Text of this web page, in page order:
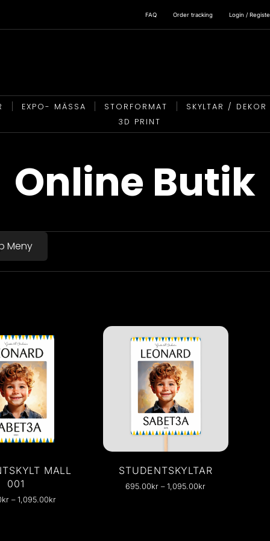
FAQ Order tracking Login /
EXPO- MÄSSA STORFORMAT
SKYLTAR / DEKOR
3D PRINT
Online Butik
Meny
MALL
001
kr – 1,095.00kr
STUDENTSKYLTAR
695.00kr – 1,095.00kr